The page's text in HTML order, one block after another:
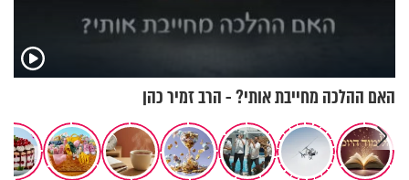
האם ההלכה מחייבת אותי? - הרב זמיר כהן